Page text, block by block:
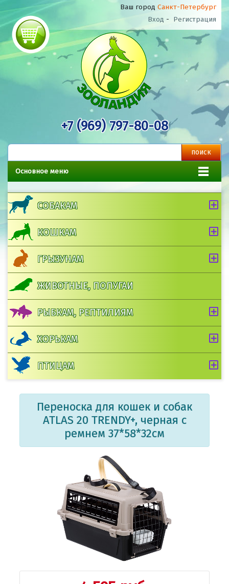
Ваш город Санкт-Петербург
Вход - Регистрация
+7 (969) 797-80-08
Основное меню
СОБАКАМ
КОШКАМ
ГРЫЗУНАМ
ЖИВОТНЫЕ, ПОПУГАИ
РЫБКАМ, РЕПТИЛИЯМ
ХОРЬКАМ
ПТИЦАМ
Переноска для кошек и собак
ATLAS 20 TRENDY+, черная с
ремнем 37*58*32см